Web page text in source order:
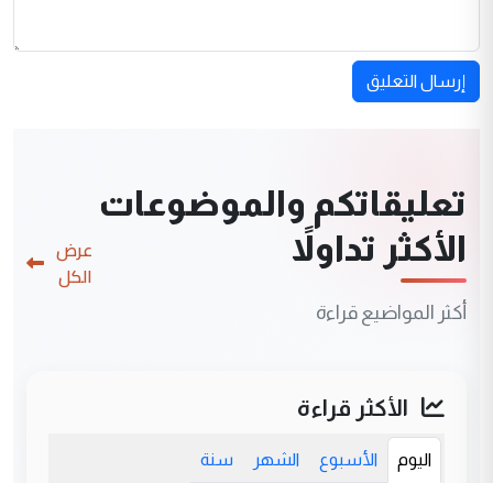
إرسال التعليق
تعليقاتكم والموضوعات
الأكثر تداولاً
أكثر المواضيع قراءة
عرض
الكل
الأكثر قراءة
اليوم الأسبوع الشهر سنة